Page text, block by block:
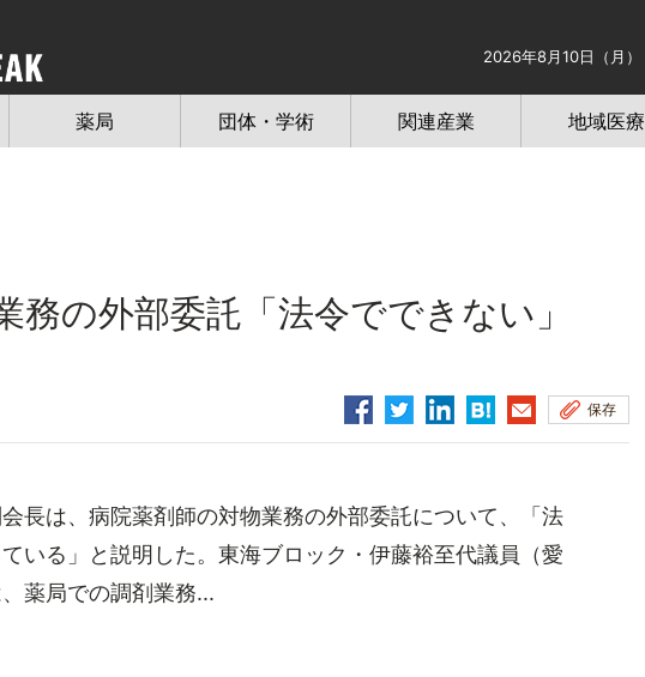
2026年8月10日（月）
薬局 団体・学術 関連産業 地域医療
務の外部委託「法令でできない」
保存
長は、病院薬剤師の対物業務の外部委託について、「法
いる」と説明した。東海ブロック・伊藤裕至代議員（愛
薬局での調剤業務...